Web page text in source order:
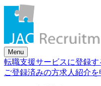
Menu
転職支援サービスに登録す
ご登録済みの方求人紹介を